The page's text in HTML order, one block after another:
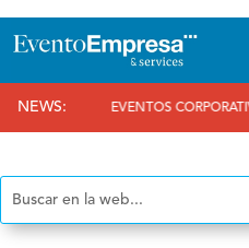
NEWS: EVENTOS CORPORATIVOS